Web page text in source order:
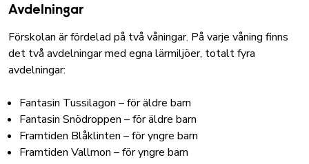
Avdelningar
Förskolan är fördelad på två våningar. På varje våning finns
det två avdelningar med egna lärmiljöer, totalt fyra
avdelningar:
Fantasin Tussilagon – för äldre barn
Fantasin Snödroppen – för äldre barn
Framtiden Blåklinten – för yngre barn
Framtiden Vallmon – för yngre barn